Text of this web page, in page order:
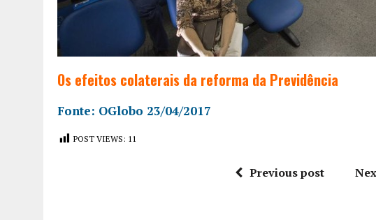
Os efeitos colaterais da reforma da Previdência
Fonte: OGlobo 23/04/2017
POST VIEWS: 11
Previous post